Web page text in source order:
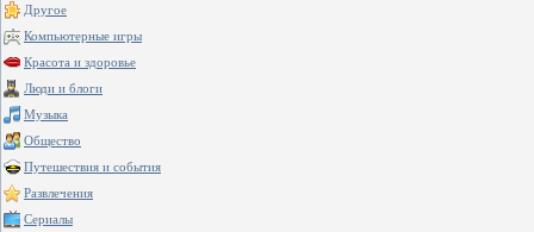
Другое
Компьютерные игры
Красота и здоровье
Люди и блоги
Музыка
Общество
Путешествия и события
Развлечения
Сериалы